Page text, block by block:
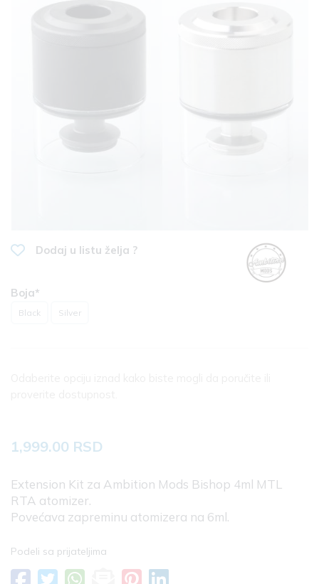
Dodaj u listu želja ?
Boja*
Black Silver
1,999.00 RSD
Extension Kit za Ambition Mods Bishop 4ml MTL
RTA atomizer.
Povećava zapreminu atomizera na 6ml.
Podeli sa prijateljima